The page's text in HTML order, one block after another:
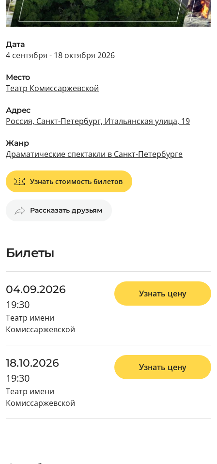
Дата
4 сентября - 18 октября 2026
Место
Театр Комиссаржевской
Адрес
Россия, Санкт-Петербург, Итальянская улица, 19
Жанр
Драматические спектакли в Санкт-Петербурге
Узнать стоимость билетов
Рассказать друзьям
Билеты
04.09.2026
19:30
Театр имени
Комиссаржевской
Узнать цену
18.10.2026
19:30
Театр имени
Комиссаржевской
Узнать цену